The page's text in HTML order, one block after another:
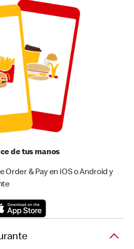
de tus manos
Order & Pay en iOS o Android y